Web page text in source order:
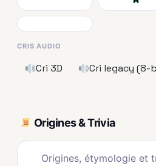
CRIS AUDIO
Cri 3D Cri legacy (8-
Origines & Trivia
Origines, étymologie et